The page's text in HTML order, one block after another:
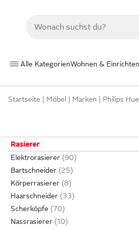
Alle KategorienWohnen & Einrichten
Startseite Möbel Marken Philips Hue
Rasierer
Elektrorasierer
Bartschneider
Körperrasierer
Haarschneider
Scherköpfe
Nassrasierer